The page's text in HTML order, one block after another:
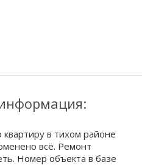
в тихом районе
всё. Ремонт
Номер объекта в базе